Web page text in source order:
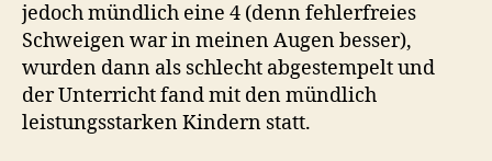
jedoch mündlich eine 4 (denn fehlerfreies
Schweigen war in meinen Augen besser),
wurden dann als schlecht abgestempelt und
der Unterricht fand mit den mündlich
leistungsstarken Kindern statt.